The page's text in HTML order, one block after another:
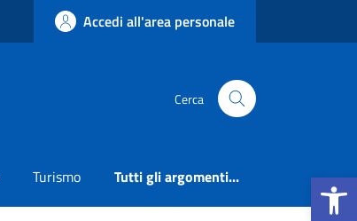
Apri la
Accedi all'area personale
Cerca
Turismo Tutti gli argomenti...